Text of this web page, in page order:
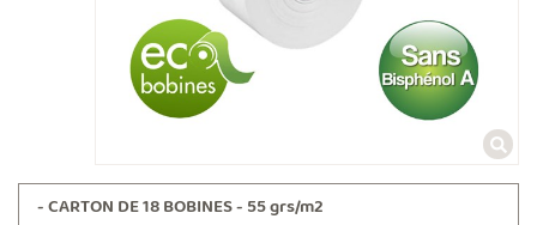
- CARTON DE 18 BOBINES - 55 grs/m2